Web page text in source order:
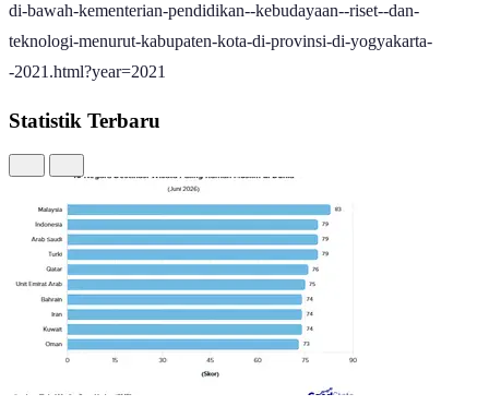
di-bawah-kementerian-pendidikan--kebudayaan--riset--dan-
teknologi-menurut-kabupaten-kota-di-provinsi-di-yogyakarta-
-2021.html?year=2021
Statistik Terbaru